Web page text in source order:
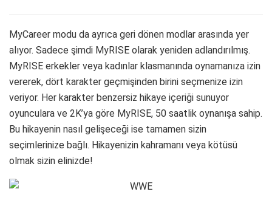
MyCareer modu da ayrıca geri dönen modlar arasında yer
alıyor. Sadece şimdi MyRISE olarak yeniden adlandırılmış.
MyRISE erkekler veya kadınlar klasmanında oynamanıza izin
vererek, dört karakter geçmişinden birini seçmenize izin
veriyor. Her karakter benzersiz hikaye içeriği sunuyor
oyunculara ve 2K’ya göre MyRISE, 50 saatlik oynanışa sahip.
Bu hikayenin nasıl gelişeceği ise tamamen sizin
seçimlerinize bağlı. Hikayenizin kahramanı veya kötüsü
olmak sizin elinizde!